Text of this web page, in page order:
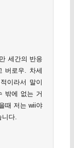
세간의 반응
버로우. 차세
이라서 말이
밖에 없는 거
때 저는 wii야
다.